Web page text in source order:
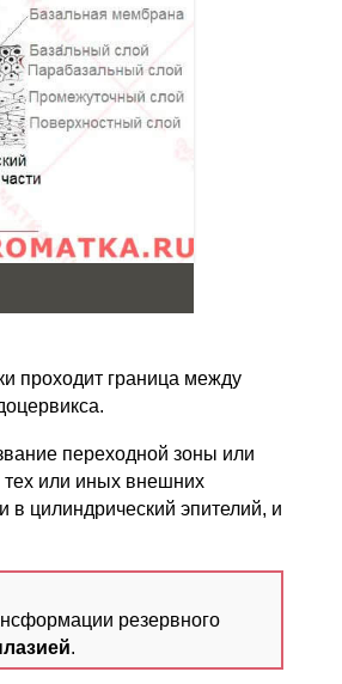
проходит граница между
переходной зоны или
или иных внешних
в цилиндрический эпителий, и
резервного
.